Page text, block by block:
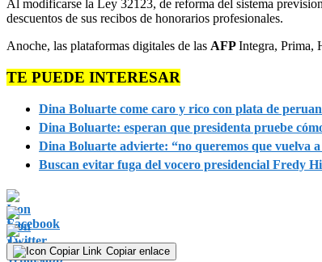
Al modificarse la Ley 32123, de reforma del sistema
descuentos de sus recibos de honorarios profesionales.
Anoche, las plataformas digitales de las AFPIntegra, Prima,
TE PUEDE INTERESAR
Dina Boluarte come caro y rico con plata de
Dina Boluarte: esperan que presidenta pruebe
Dina Boluarte advierte: “no queremos que vuelva
Buscan evitar fuga del vocero presidencial Fredy
Copiar enlace